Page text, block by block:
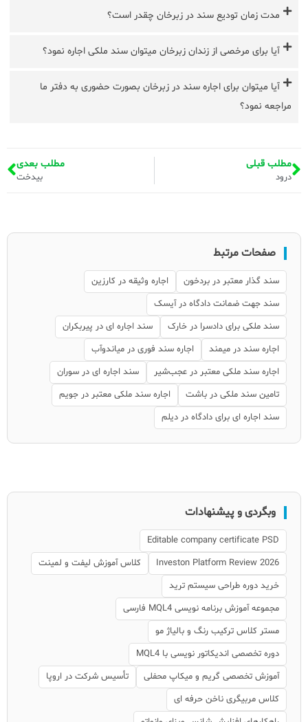
مدت زمان تودیع سند در زبرخان چقدر است؟
آیا برای مرخصی از زندان زبرخان میتوان سند ملکی اجاره نمود؟
آیا میتوان برای اجاره سند در زبرخان بصورت حضوری به دفتر ما
مراجعه نمود؟
مطلب قبلی
درود
مطلب بعدی
بیدخت
صفحات مرتبط
سند گذار معتبر در بردخون
اجاره وثیقه در کارزین
سند جهت ضمانت دادگاه در آیسک
سند ملکی برای دادسرا در خارک
سند اجاره ای در پیربکران
اجاره سند در میمند
اجاره سند فوری در میاندوآب
اجاره سند ملکی معتبر در عجب‌شیر
سند اجاره ای در سوران
تامین سند ملکی در باشت
اجاره سند ملکی معتبر در جویم
سند اجاره ای برای دادگاه در دیلم
وبگردی و پیشنهادات
Editable company certificate PSD
Investon Platform Review 2026
کلاس آموزش لیفت و لمینت
خرید دوره طراحی سیستم ترید
مجموعه آموزش برنامه نویسی MQL4 فارسی
مستر کلاس ترکیب رنگ و بالیاژ مو
دوره تخصصی اندیکاتور نویسی با MQL4
آموزش تخصصی گریم و میکاپ محفلی
تأسیس شرکت در اروپا
کلاس مربیگری ناخن حرفه ای